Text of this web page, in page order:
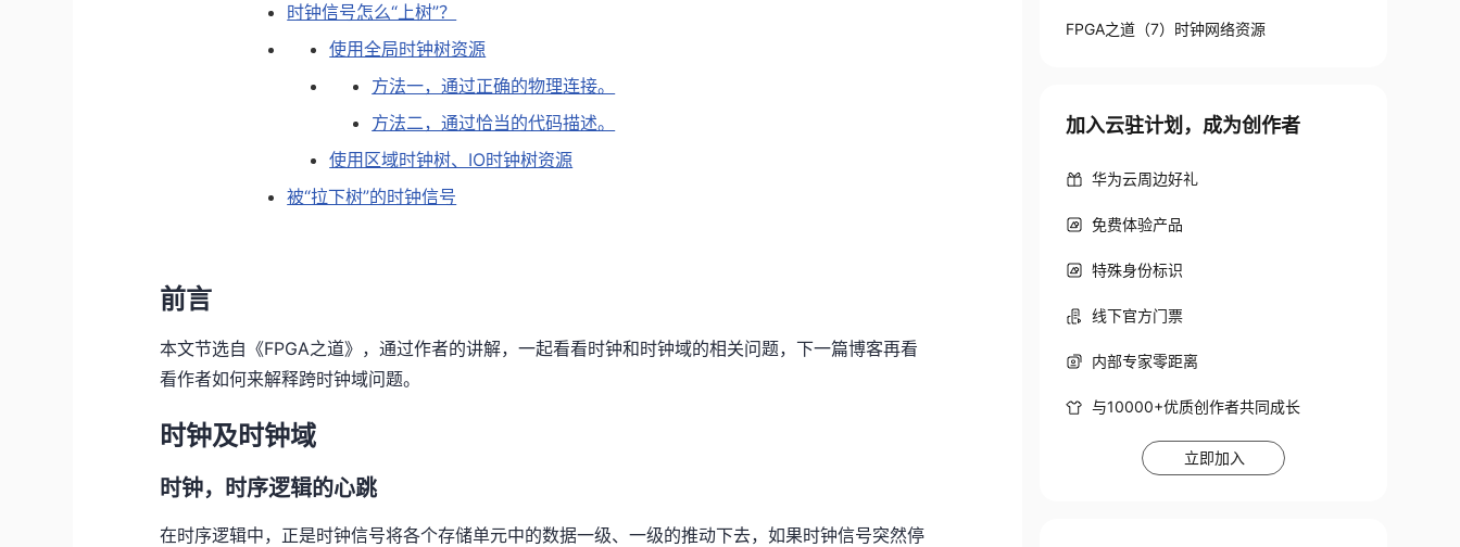
时钟信号怎么“上树”？
使用全局时钟树资源
方法一，通过正确的物理连接。
方法二，通过恰当的代码描述。
使用区域时钟树、IO时钟树资源
被“拉下树”的时钟信号
前言
本文节选自《FPGA之道》，通过作者的讲解，一起看看时钟和时钟域的相关问题，下一篇博客再看
看作者如何来解释跨时钟域问题。
时钟及时钟域
时钟，时序逻辑的心跳
在时序逻辑中，正是时钟信号将各个存储单元中的数据一级、一级的推动下去，如果时钟信号突然停
FPGA之道（7）时钟网络资源
加入云驻计划，成为创作者
华为云周边好礼
免费体验产品
特殊身份标识
线下官方门票
内部专家零距离
与10000+优质创作者共同成长
立即加入